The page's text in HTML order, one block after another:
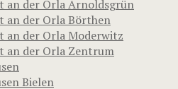
an der Orla Arnoldsgrün
an der Orla Börthen
an der Orla Moderwitz
an der Orla Zentrum
Bielen